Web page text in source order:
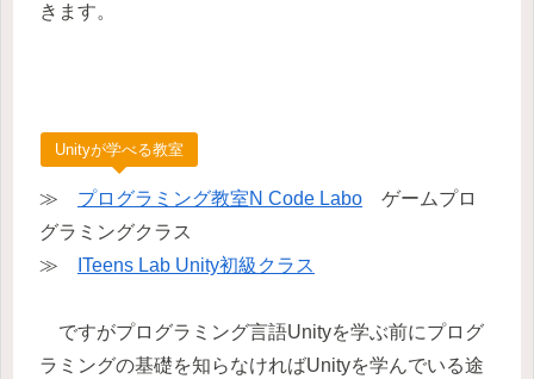
きます。
Unityが学べる教室
≫ プログラミング教室N Code Labo ゲームプロ
グラミングクラス
≫
ITeens Lab Unity初級クラス
ですがプログラミング言語Unityを学ぶ前にプログ
ラミングの基礎を知らなければUnityを学んでいる途